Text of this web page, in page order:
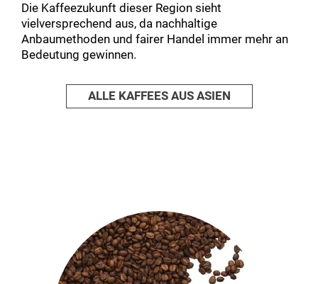
Die Kaffeezukunft dieser Region sieht
vielversprechend aus, da nachhaltige
Anbaumethoden und fairer Handel immer mehr an
Bedeutung gewinnen.
ALLE KAFFEES AUS ASIEN